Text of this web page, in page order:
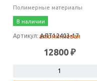
Полимерные материалы
В наличии
Артикул:АЛТ12403-17
12800 ₽